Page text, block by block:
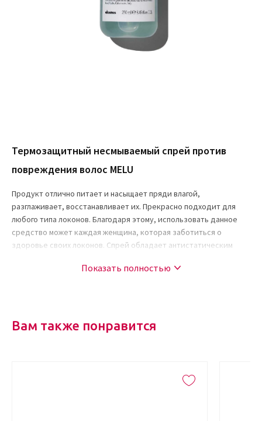
Термозащитный несмываемый спрей против
повреждения волос MELU
Продукт отлично питает и насыщает пряди влагой,
разглаживает, восстанавливает их. Прекрасно подходит для
любого типа локонов. Благодаря этому, использовать данное
средство может каждая женщина, которая заботиться о
здоровье своих локонов. Спрей обладает антистатическим
сиянием и красотой. Воздействие утюжка сводится к минимуму.
В состав термозащитного несмываемого спрея против
Экстракт семян чечевицы максимально увлажняет и питает
Показать полностью
Вам также понравится